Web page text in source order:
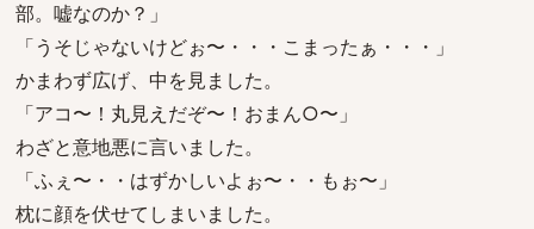
部。嘘なのか？」
「うそじゃないけどぉ〜・・・こまったぁ・・・」
かまわず広げ、中を見ました。
「アコ〜！丸見えだぞ〜！おまん○〜」
わざと意地悪に言いました。
「ふぇ〜・・はずかしいよぉ〜・・もぉ〜」
枕に顔を伏せてしまいました。